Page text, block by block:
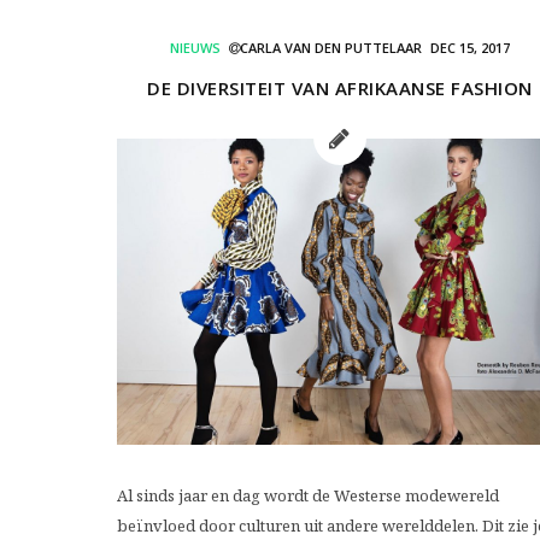
NIEUWS CARLA VAN DEN PUTTELAAR DEC 15, 2017
DE DIVERSITEIT VAN AFRIKAANSE FASHION
Al sinds jaar en dag wordt de Westerse modewereld
beïnvloed door culturen uit andere werelddelen. Dit zie